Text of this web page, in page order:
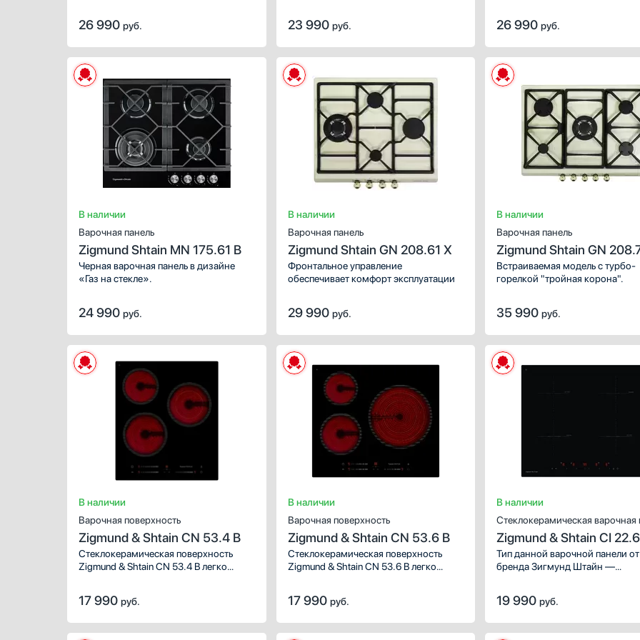
Индивидуальные чугунные
решетки для всех конфорок
Составные чугунные решетки
Показать все
Встроенная вытяжка
Есть
Звуковой с отключением
конфорок
5
6
Показать все
26 990 руб. 23 990 руб. 26 990 руб.
В наличии
Варочная панель
Zigmund Shtain MN 175.61 B
Черная варочная панель в дизайне
«Газ на стекле».
24 990 руб.
В наличии
Варочная панель
Zigmund Shtain GN 208.61 X
Фронтальное управление
обеспечивает комфорт эксплуатации
29 990 руб.
В наличии
Варочная панель
Zigmund Shtain GN
Встраиваемая модель с турбо-
горелкой "тройная корона".
35 990 руб.
В наличии
Варочная поверхность
Zigmund & Shtain CN 53.4 B
Стеклокерамическая поверхность
Zigmund & Shtain CN 53.4 B легко
и стеклокерамики от мирового
незаменимым помощником на кухне.
17 990 руб.
В наличии
Варочная поверхность
Zigmund & Shtain CN 53.6 B
Стеклокерамическая поверхность
Zigmund & Shtain CN 53.6 B легко
и стеклокерамики от мирового
незаменимым помощником на кухне.
17 990 руб.
В наличии
Стеклокерамическая варочная
Zigmund & Shtain CI
Тип данной варочной панели от
бренда Зигмунд Штайн —
совершенствования кулинарных
следующие зоны нагрева,
19 990 руб.